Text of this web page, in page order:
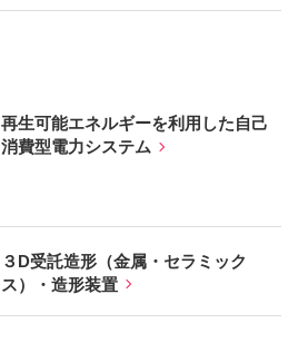
再生可能エネルギーを利用した自己
消費型電力システム
３D受託造形（金属・セラミック
ス）・造形装置